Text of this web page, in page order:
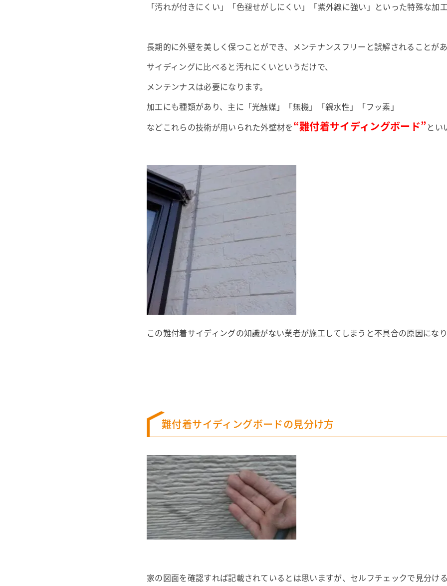
「汚れが付きにくい」「色褪せがしにくい」「紫外線に強い」といった特殊な加
長期的に外壁を美しく保つことができ、メンテナンスフリーと誤解されることが
サイディングに比べると汚れにくいというだけで、
メンテンナスは必要になります。
加工にも種類があり、主に「光触媒」「無機」「親水性」「フッ素」
などこれらの技術が用いられた外壁材を“難付着サイディングボード”とい
この難付着サイディングの知識がない業者が施工してしまうと不具合の原因にな
難付着サイディングボードの見分け方
家の図面を確認すれば記載されているとは思いますが、セルフチェックで見分け